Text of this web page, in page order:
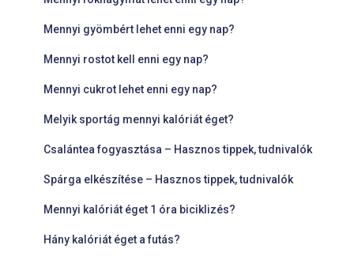
Mennyi gyömbért lehet enni egy nap?
Mennyi rostot kell enni egy nap?
Mennyi cukrot lehet enni egy nap?
Melyik sportág mennyi kalóriát éget?
Csalántea fogyasztása – Hasznos tippek, tudnivalók
Spárga elkészítése – Hasznos tippek, tudnivalók
Mennyi kalóriát éget 1 óra biciklizés?
Hány kalóriát éget a futás?